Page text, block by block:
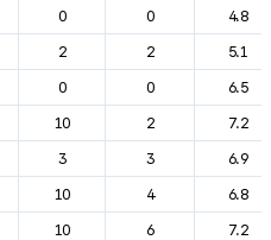
0 0
4.8
2 2
5.1
0 0
6.5
10 2
7.2
3 3
6.9
10 4
6.8
10 6
7.2